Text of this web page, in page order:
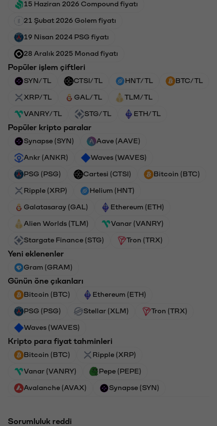
15 Haziran 2026 Compound fiyatı
21 Şubat 2026 Golem fiyatı
19 Nisan 2024 PSG fiyatı
28 Aralık 2025 Monad fiyatı
Popüler işlem çiftleri
SYN/TL CTSI/TL HNT/TL BTC/TL
XRP/TL GAL/TL TLM/TL
VANRY/TL STG/TL ETH/TL
Popüler kripto paralar
Synapse (SYN) Aave (AAVE)
Ankr (ANKR) Waves (WAVES)
PSG (PSG) Cartesi (CTSI) Bitcoin (BTC)
Ripple (XRP) Helium (HNT)
Galatasaray (GAL) Ethereum (ETH)
Alien Worlds (TLM) Vanar (VANRY)
Stargate Finance (STG) Tron (TRX)
Yeni eklenenler
Gram (GRAM)
Günün öne çıkanları
Bitcoin (BTC) Ethereum (ETH)
PSG (PSG) Stellar (XLM) Tron (TRX)
Waves (WAVES)
Kripto para fiyat tahminleri
Bitcoin (BTC) Ripple (XRP)
Vanar (VANRY) Pepe (PEPE)
Avalanche (AVAX) Synapse (SYN)
Sorumluluk reddi